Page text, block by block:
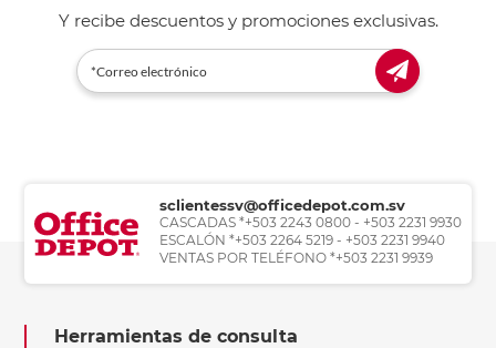
Y recibe descuentos y promociones exclusivas.
sclientessv@officedepot.com.sv
CASCADAS *+503 2243 0800 - +503 2231 9930
ESCALÓN *+503 2264 5219 - +503 2231 9940
VENTAS POR TELÉFONO *+503 2231 9939
Herramientas de consulta